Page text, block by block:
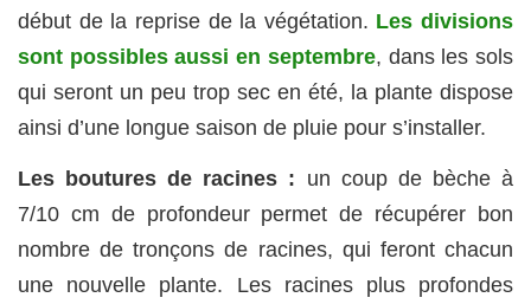
début de la reprise de la végétation. Les divisions
sont possibles aussi en septembre, dans les sols
qui seront un peu trop sec en été, la plante dispose
ainsi d’une longue saison de pluie pour s’installer.
Les boutures de racines : un coup de bèche à
7/10 cm de profondeur permet de récupérer bon
nombre de tronçons de racines, qui feront chacun
une nouvelle plante. Les racines plus profondes